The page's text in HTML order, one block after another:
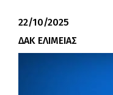
22/10/2025
ΔΑΚ ΕΛΙΜΕΙΑΣ